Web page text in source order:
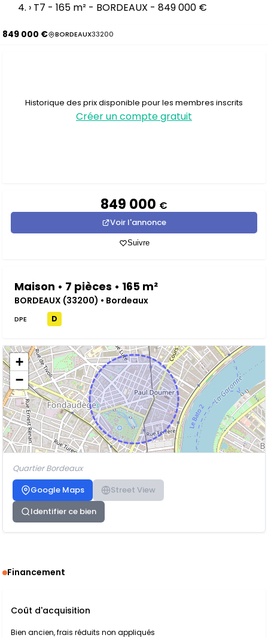
› T7 - 165 m² - BORDEAUX - 849 000 €
849 000 € BORDEAUX33200
Historique des prix disponible pour les membres inscrits
Créer un compte gratuit
849 000 €
Voir l'annonce
Suivre
Maison • 7 pièces • 165 m²
BORDEAUX (33200) • Bordeaux
DPE D
+
−
Quartier Bordeaux
Google Maps
Street View
Identifier ce bien
Financement
Coût d'acquisition
Bien ancien, frais réduits non appliqués